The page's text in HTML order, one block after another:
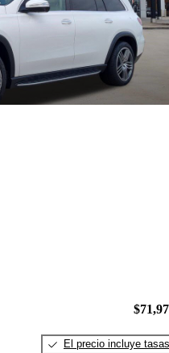
El precio incluye tasas